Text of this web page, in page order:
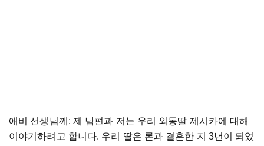
애비 선생님께: 제 남편과 저는 우리 외동딸 제시카에 대해
이야기하려고 합니다. 우리 딸은 론과 결혼한 지 3년이 되었